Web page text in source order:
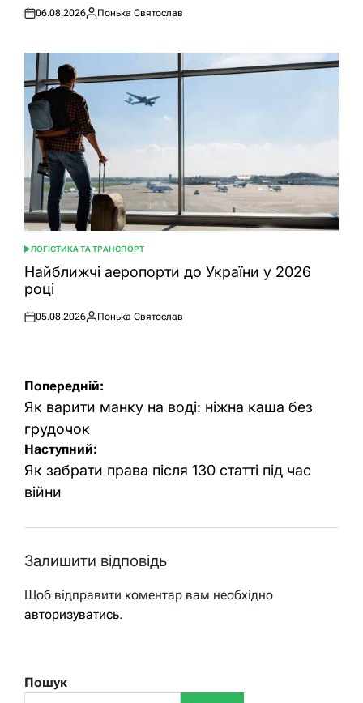
Оприлюднено
06.08.2026
Опубліковано
Понька Святослав
ОПУБЛІКУВАТИ
У
ЛОГІСТИКА ТА ТРАНСПОРТ
Найближчі аеропорти до України у 2026
році
Оприлюднено
05.08.2026
Опубліковано
Понька Святослав
Навігація
записів
Попередній:
Як варити манку на воді: ніжна каша без
грудочок
Наступний:
Як забрати права після 130 статті під час
війни
Залишити відповідь
Щоб відправити коментар вам необхідно
авторизуватись.
Пошук